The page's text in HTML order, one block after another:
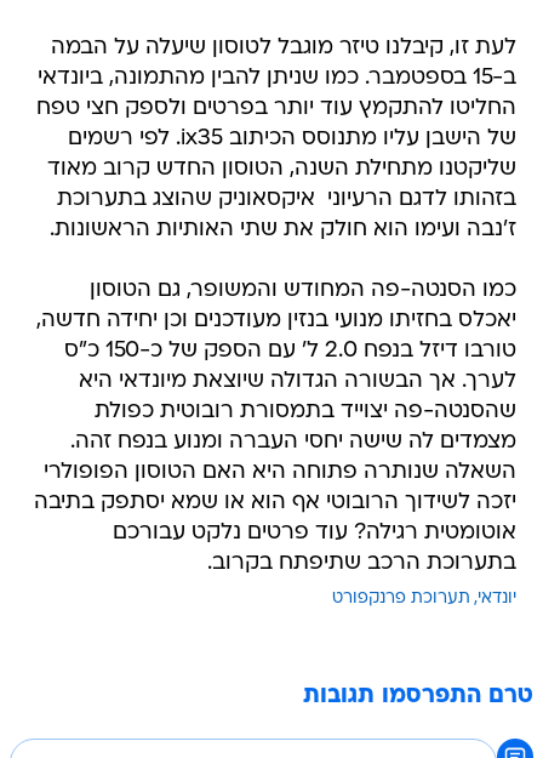
לעת זו, קיבלנו טיזר מוגבל לטוסון שיעלה על הבמה
ב-15 בספטמבר. כמו שניתן להבין מהתמונה, ביונדאי
החליטו להתקמץ עוד יותר בפרטים ולספק חצי טפח
של הישבן עליו מתנוסס הכיתוב ix35. לפי רשמים
שליקטנו מתחילת השנה, הטוסון החדש קרוב מאוד
בזהותו לדגם הרעיוני  איקסאוניק שהוצג בתערוכת
ז'נבה ועימו הוא חולק את שתי האותיות הראשונות.
כמו הסנטה-פה המחודש והמשופר, גם הטוסון
יאכלס בחזיתו מנועי בנזין מעודכנים וכן יחידה חדשה,
טורבו דיזל בנפח 2.0 ל' עם הספק של כ-150 כ"ס
לערך. אך הבשורה הגדולה שיוצאת מיונדאי היא
שהסנטה-פה יצוייד בתמסורת רובוטית כפולת
מצמדים לה שישה יחסי העברה ומנוע בנפח זהה.
השאלה שנותרה פתוחה היא האם הטוסון הפופולרי
יזכה לשידוך הרובוטי אף הוא או שמא יסתפק בתיבה
אוטומטית רגילה? עוד פרטים נלקט עבורכם
בתערוכת הרכב שתיפתח בקרוב.
יונדאי תערוכת פרנקפורט
טרם התפרסמו תגובות